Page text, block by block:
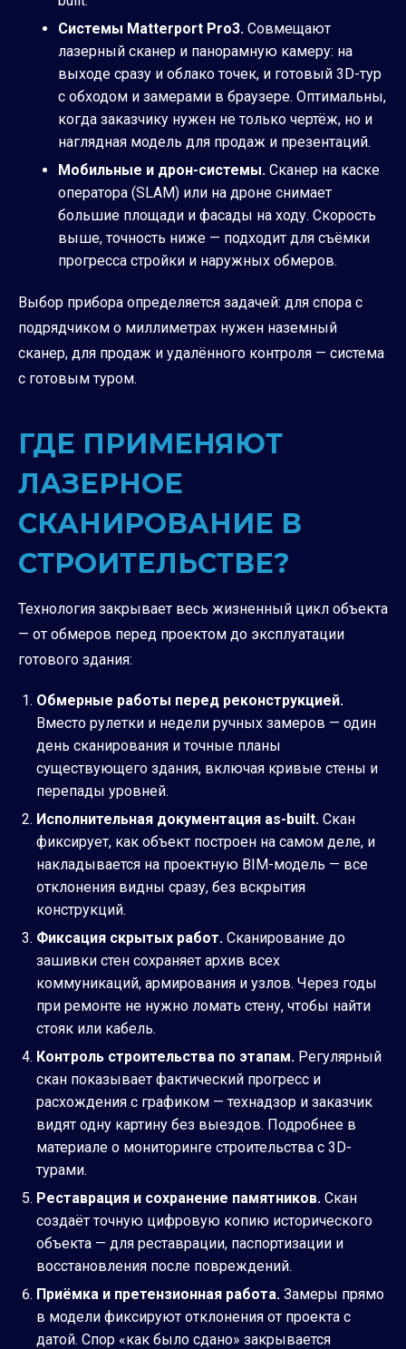
Системы Matterport Pro3. Совмещают
лазерный сканер и панорамную камеру: на
выходе сразу и облако точек, и готовый 3D-тур
с обходом и замерами в браузере. Оптимальны,
когда заказчику нужен не только чертёж, но и
наглядная модель для продаж и презентаций.
Мобильные и дрон-системы. Сканер на каске
оператора (SLAM) или на дроне снимает
большие площади и фасады на ходу. Скорость
выше, точность ниже — подходит для съёмки
прогресса стройки и наружных обмеров.
Выбор прибора определяется задачей: для спора с
подрядчиком о миллиметрах нужен наземный
сканер, для продаж и удалённого контроля — система
с готовым туром.
ГДЕ ПРИМЕНЯЮТ
ЛАЗЕРНОЕ
СКАНИРОВАНИЕ В
СТРОИТЕЛЬСТВЕ?
Технология закрывает весь жизненный цикл объекта
— от обмеров перед проектом до эксплуатации
готового здания:
Обмерные работы перед реконструкцией.
Вместо рулетки и недели ручных замеров — один
день сканирования и точные планы
существующего здания, включая кривые стены и
перепады уровней.
Исполнительная документация as-built. Скан
фиксирует, как объект построен на самом деле, и
накладывается на проектную BIM-модель — все
отклонения видны сразу, без вскрытия
конструкций.
Фиксация скрытых работ. Сканирование до
зашивки стен сохраняет архив всех
коммуникаций, армирования и узлов. Через годы
при ремонте не нужно ломать стену, чтобы найти
стояк или кабель.
Контроль строительства по этапам. Регулярный
скан показывает фактический прогресс и
расхождения с графиком — технадзор и заказчик
видят одну картину без выездов. Подробнее в
материале о мониторинге строительства с 3D-
турами.
Реставрация и сохранение памятников. Скан
создаёт точную цифровую копию исторического
объекта — для реставрации, паспортизации и
восстановления после повреждений.
Приёмка и претензионная работа. Замеры прямо
в модели фиксируют отклонения от проекта с
датой. Спор «как было сдано» закрывается